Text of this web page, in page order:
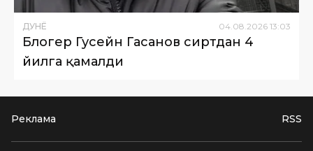
ДУНË 04 08 2026 13:03
Блогер Гусейн Гасанов сиртдан 4
йилга қамалди
Реклама RSS